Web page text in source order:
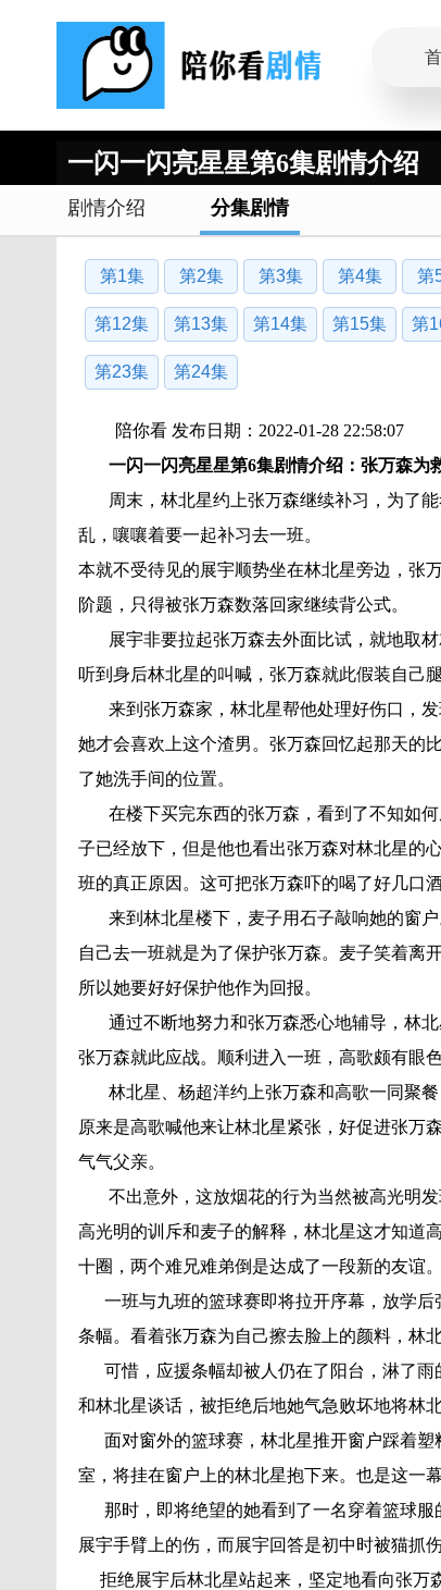
一闪一闪亮星星第6集剧情介绍
剧情介绍 分集剧情
第1集 第2集 第3集 第4集 第
第12集 第13集 第14集 第15集 第
第23集 第24集
陪你看 发布日期：2022-01-28 22:58:07
一闪一闪亮星星第6集剧情介绍：张万森为
周末，林北星约上张万森继续补习，为了能
乱，嚷嚷着要一起补习去一班。
本就不受待见的展宇顺势坐在林北星旁边，张
阶题，只得被张万森数落回家继续背公式。
展宇非要拉起张万森去外面比试，就地取材
听到身后林北星的叫喊，张万森就此假装自己
来到张万森家，林北星帮他处理好伤口，发
她才会喜欢上这个渣男。张万森回忆起那天的
了她洗手间的位置。
在楼下买完东西的张万森，看到了不知如何
子已经放下，但是他也看出张万森对林北星的
班的真正原因。这可把张万森吓的喝了好几口酒
来到林北星楼下，麦子用石子敲响她的窗户
自己去一班就是为了保护张万森。麦子笑着离
所以她要好好保护他作为回报。
通过不断地努力和张万森悉心地辅导，林北
张万森就此应战。顺利进入一班，高歌颇有眼
林北星、杨超洋约上张万森和高歌一同聚餐
原来是高歌喊他来让林北星紧张，好促进张万
气气父亲。
不出意外，这放烟花的行为当然被高光明发
高光明的训斥和麦子的解释，林北星这才知道
十圈，两个难兄难弟倒是达成了一段新的友谊。
一班与九班的篮球赛即将拉开序幕，放学后
条幅。看着张万森为自己擦去脸上的颜料，林
可惜，应援条幅却被人仍在了阳台，淋了雨
和林北星谈话，被拒绝后地她气急败坏地将林
面对窗外的篮球赛，林北星推开窗户踩着塑
室，将挂在窗户上的林北星抱下来。也是这一
那时，即将绝望的她看到了一名穿着篮球服
展宇手臂上的伤，而展宇回答是初中时被猫抓伤
拒绝展宇后林北星站起来，坚定地看向张万